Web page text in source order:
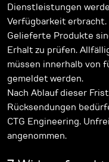
Dienstleistungen
Verfügbarkeit erbracht.
Gelieferte Produkte
Erhalt zu prüfen.
müssen innerhalb von
gemeldet werden.
Nach Ablauf dieser
Rücksendungen
CTG Engineering.
angenommen.